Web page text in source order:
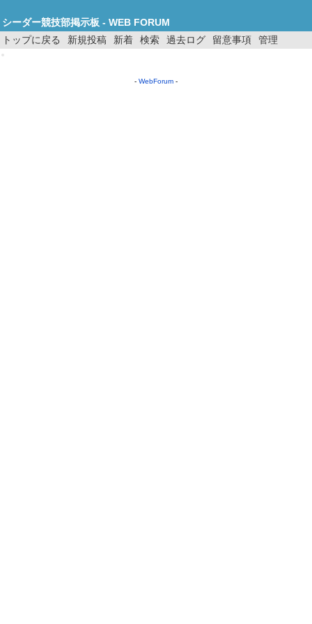
シーダー競技部掲示板 - WEB FORUM
トップに戻る
新規投稿 新着 検索 過去ログ 留意事項 管理
- WebForum -